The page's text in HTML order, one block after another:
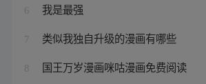
6 我是最强
7 类似我独自升级的漫画有哪些
8 国王万岁漫画咪咕漫画免费阅读